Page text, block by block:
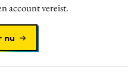
account vereist.
nu